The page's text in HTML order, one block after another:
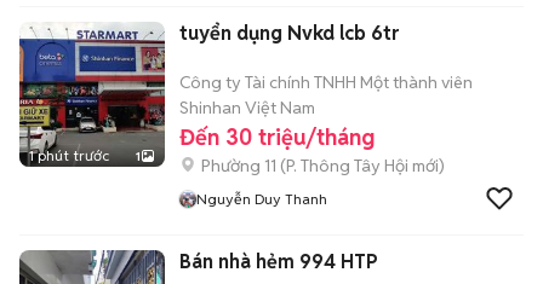
1 phút trước 1
tuyển dụng Nvkd lcb 6tr
Công ty Tài chính TNHH Một thành viên
Shinhan Việt Nam
Đến 30 triệu/tháng
Phường 11 (P. Thông Tây Hội mới)
Nguyễn Duy Thanh
Bán nhà hẻm 994 HTP